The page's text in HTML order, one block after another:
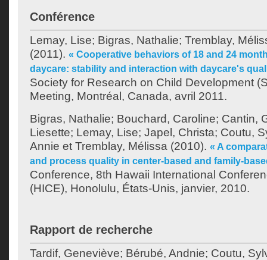
Conférence
Lemay, Lise; Bigras, Nathalie; Tremblay,
(2011). « Cooperative behaviors of 18 and 24
daycare: stability and interaction with daycare's
Society for Research on Child Development
Meeting, Montréal, Canada, avril 2011.
Bigras, Nathalie; Bouchard, Caroline; Cantin,
Liesette; Lemay, Lise; Japel, Christa; Coutu,
Annie et Tremblay, Mélissa (2010). « A
and process quality in center-based and family-
Conference, 8th Hawaii International
(HICE), Honolulu, États-Unis, janvier, 2010.
Rapport de recherche
Tardif, Geneviève; Bérubé, Andnie; Coutu,